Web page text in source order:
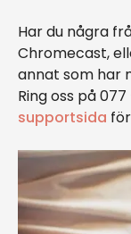
Har du några
Chromecast,
annat som har
Ring oss på
supportsida